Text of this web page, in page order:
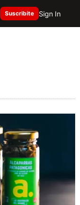
Suscribite Sign In